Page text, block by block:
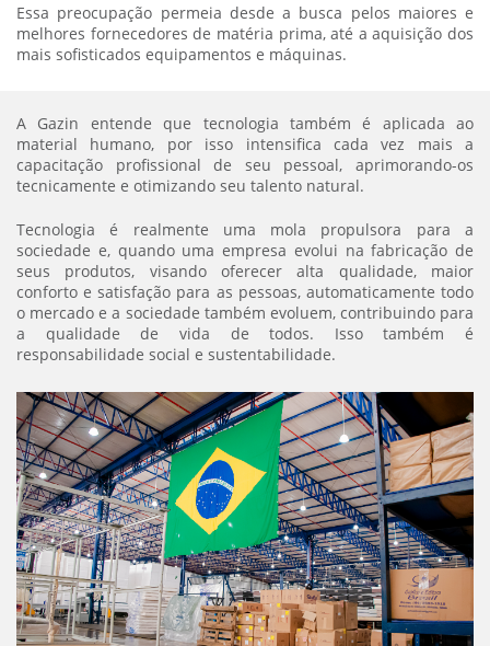
Essa preocupação permeia desde a busca pelos maiores e
melhores fornecedores de matéria prima, até a aquisição dos
mais sofisticados equipamentos e máquinas.
A Gazin entende que tecnologia também é aplicada ao
material humano, por isso intensifica cada vez mais a
capacitação profissional de seu pessoal, aprimorando-os
tecnicamente e otimizando seu talento natural.
Tecnologia é realmente uma mola propulsora para a
sociedade e, quando uma empresa evolui na fabricação de
seus produtos, visando oferecer alta qualidade, maior
conforto e satisfação para as pessoas, automaticamente todo
o mercado e a sociedade também evoluem, contribuindo para
a qualidade de vida de todos. Isso também é
responsabilidade social e sustentabilidade.